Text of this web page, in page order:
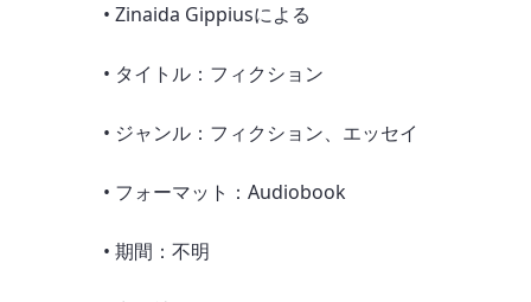
• Zinaida Gippiusによる
• タイトル：フィクション
• ジャンル：フィクション、エッセイ
• フォーマット：Audiobook
• 期間：不明